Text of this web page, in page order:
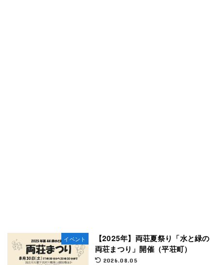
イベント
【2025年】両荘夏祭り「水と緑の
両荘まつり」開催（平荘町）
2026.08.05